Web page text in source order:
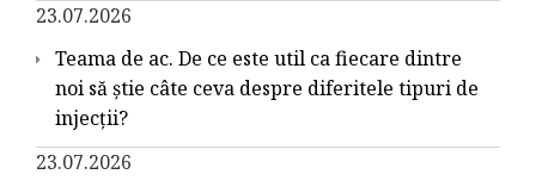
23.07.2026
Teama de ac. De ce este util ca fiecare dintre
noi să știe câte ceva despre diferitele tipuri de
injecții?
23.07.2026